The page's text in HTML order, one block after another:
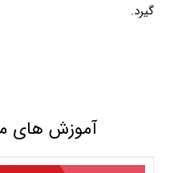
گیرد.
آموزش های